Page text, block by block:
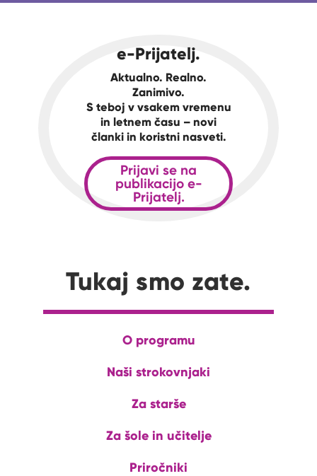
e-Prijatelj.
Aktualno. Realno.
Zanimivo.
S teboj v vsakem vremenu
in letnem času – novi
članki in koristni nasveti.
Prijavi se na
publikacijo e-
Prijatelj.
Tukaj smo zate.
O programu
Naši strokovnjaki
Za starše
Za šole in učitelje
Priročniki